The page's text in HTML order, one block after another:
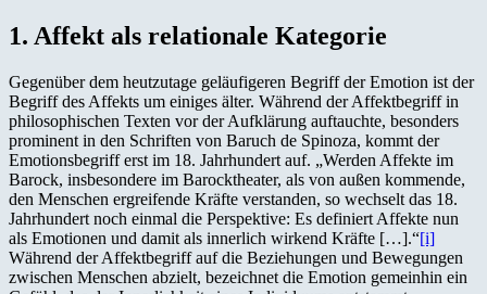
1. Affekt als relationale Kategorie
Gegenüber dem heutzutage geläufigeren Begriff der Emotion ist der
Begriff des Affekts um einiges älter. Während der Affektbegriff in
philosophischen Texten vor der Aufklärung auftauchte, besonders
prominent in den Schriften von Baruch de Spinoza, kommt der
Emotionsbegriff erst im 18. Jahrhundert auf. „Werden Affekte im
Barock, insbesondere im Barocktheater, als von außen kommende,
den Menschen ergreifende Kräfte verstanden, so wechselt das 18.
Jahrhundert noch einmal die Perspektive: Es definiert Affekte nun
als Emotionen und damit als innerlich wirkend Kräfte […].“[i]
Während der Affektbegriff auf die Beziehungen und Bewegungen
zwischen Menschen abzielt, bezeichnet die Emotion gemeinhin ein